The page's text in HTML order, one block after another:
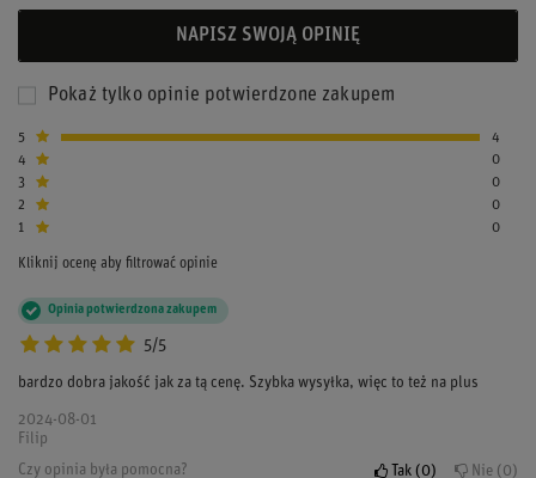
NAPISZ SWOJĄ OPINIĘ
Pokaż tylko opinie potwierdzone zakupem
5
4
4
0
3
0
2
0
1
0
Kliknij ocenę aby filtrować opinie
5/5
Opinia potwierdzona zakupem
bardzo dobra jakość jak za tą cenę. Szybka wysyłka, więc to też na plus
2024-08-01
Filip
Czy opinia była pomocna?
Tak 0 Nie 0